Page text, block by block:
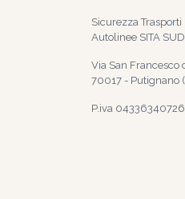
Sicurezza Trasporti
Autolinee SITA SUD
Via San Francesco
70017 - Putignano
P.iva 04336340726